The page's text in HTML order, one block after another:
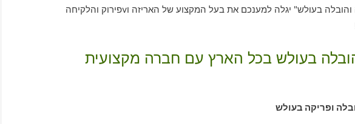
עצמאית. בית עסק "אריזה והובלה בעולש" יגלה למענכם את בעל המקצוע של האריזה וvפירוק והלקיחה
בעולש בכל הארץ עם חברה מקצועית
ופריקה בעולש